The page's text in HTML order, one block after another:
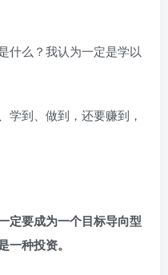
什么？我认为一定是学以
学到、做到，还要赚到，
定要成为一个目标导向型
一种投资。